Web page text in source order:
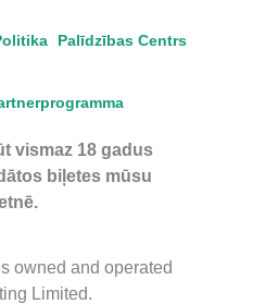
Palīdzības Centrs
vismaz 18 gadus
biļetes mūsu
owned and operated
Limited.